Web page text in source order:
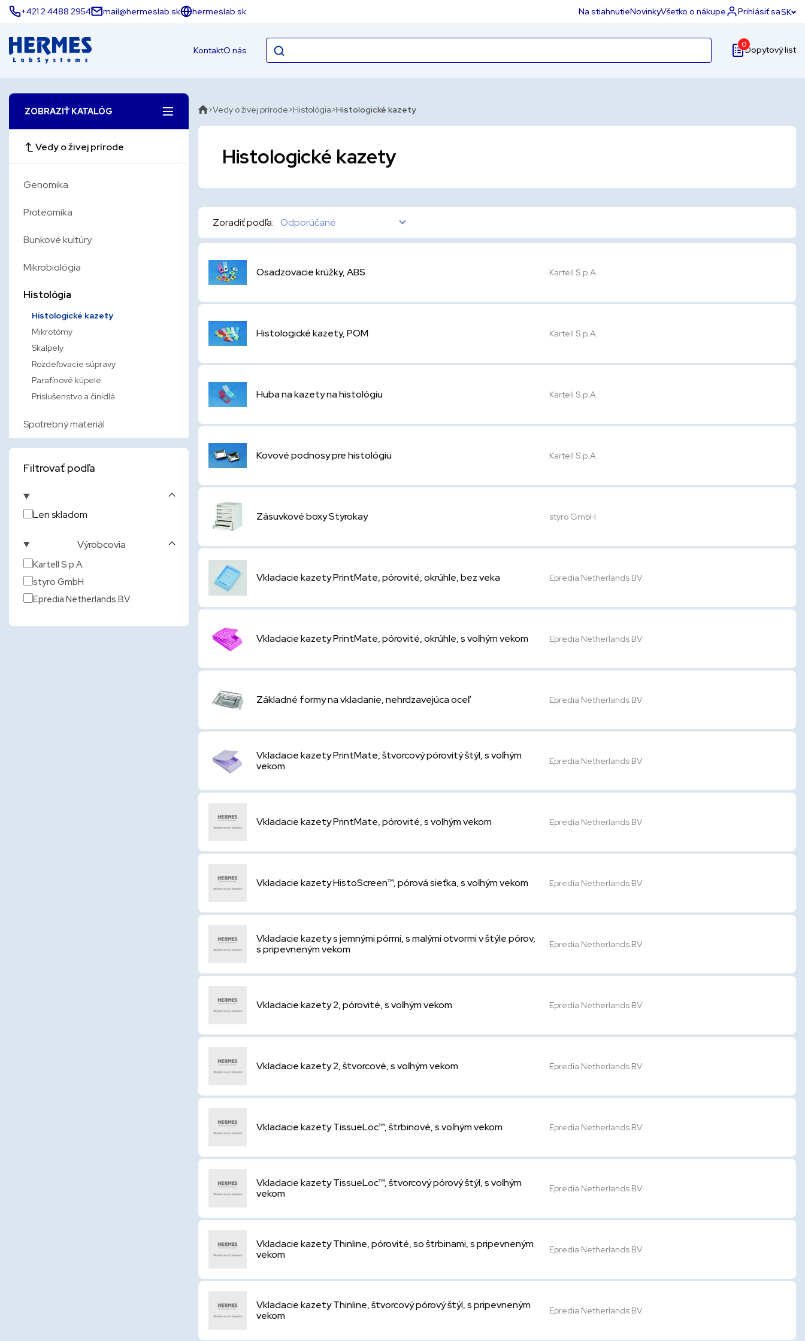
+421 2 4488 2954 mail@hermeslab.sk hermeslab.sk Na stiahnutieNovinkyVšetko o nákupe Prihlásiť saSK
KontaktO nás
0Dopytový list
ZOBRAZIŤ KATALÓG
Vedy o živej prírode
Genomika
Proteomika
Bunkové kultúry
Mikrobiológia
Histológia
Histologické kazety
Mikrotómy
Skalpely
Rozdeľovacie súpravy
Parafínové kúpele
Príslušenstvo a činidlá
Spotrebný materiál
Filtrovať podľa
Len skladom
Výrobcovia
Kartell S.p.A.
styro GmbH
Epredia Netherlands BV
Vedy o živej prírode Histológia Histologické kazety
Histologické kazety
Zoradiť podľa: Odporúčané
Osadzovacie krúžky, ABS Kartell S.p.A.
Histologické kazety, POM Kartell S.p.A.
Huba na kazety na histológiu Kartell S.p.A.
Kovové podnosy pre histológiu Kartell S.p.A.
Zásuvkové boxy Styrokay styro GmbH
Vkladacie kazety PrintMate, pórovité, okrúhle, bez veka Epredia Netherlands BV
Vkladacie kazety PrintMate, pórovité, okrúhle, s voľným vekom Epredia Netherlands BV
Základné formy na vkladanie, nehrdzavejúca oceľ Epredia Netherlands BV
Vkladacie kazety PrintMate, štvorcový pórovitý štýl, s voľným
vekom
Epredia Netherlands BV
Vkladacie kazety PrintMate, pórovité, s voľným vekom Epredia Netherlands BV
Vkladacie kazety HistoScreen™, pórová sieťka, s voľným vekom Epredia Netherlands BV
Vkladacie kazety s jemnými pórmi, s malými otvormi v štýle pórov,
s pripevneným vekom
Epredia Netherlands BV
Vkladacie kazety 2, pórovité, s voľným vekom Epredia Netherlands BV
Vkladacie kazety 2, štvorcové, s voľným vekom Epredia Netherlands BV
Vkladacie kazety TissueLoc™, štrbinové, s voľným vekom Epredia Netherlands BV
Vkladacie kazety TissueLoc™, štvorcový pórový štýl, s voľným
vekom
Epredia Netherlands BV
Vkladacie kazety Thinline, pórovité, so štrbinami, s pripevneným
vekom
Epredia Netherlands BV
Vkladacie kazety Thinline, štvorcový pórový štýl, s pripevneným
vekom
Epredia Netherlands BV